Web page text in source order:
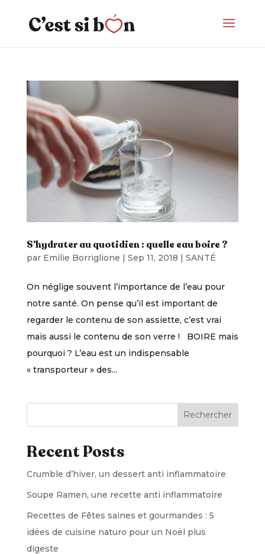
S’hydrater au quotidien : quelle eau boire ?
par Emilie Borriglione | Sep 11, 2018 | SANTÉ
On néglige souvent l’importance de l’eau pour
notre santé. On pense qu’il est important de
regarder le contenu de son assiette, c’est vrai
mais aussi le contenu de son verre ! BOIRE mais
pourquoi ? L’eau est un indispensable
« transporteur » des...
Rechercher
Recent Posts
Crumble d’hiver, un dessert anti inflammatoire
Soupe Ramen, une recette anti inflammatoire
Recettes de Fêtes saines et gourmandes : 5
idées de cuisine naturo pour un Noël plus
digeste